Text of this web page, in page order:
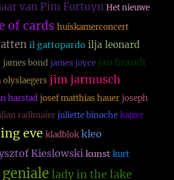
van Pim Fortuyn Het nieuwe
of cards huiskamerconcert
il gattopardo ilja leonard
james bond james joyce jan brandt
olyslaegers jim jarmusch
harstad josef matthias hauer joseph
radlmaier juliette binoche kaizer
eve kladblok kleo
Kieslowski kunst kurt
lady in the lake